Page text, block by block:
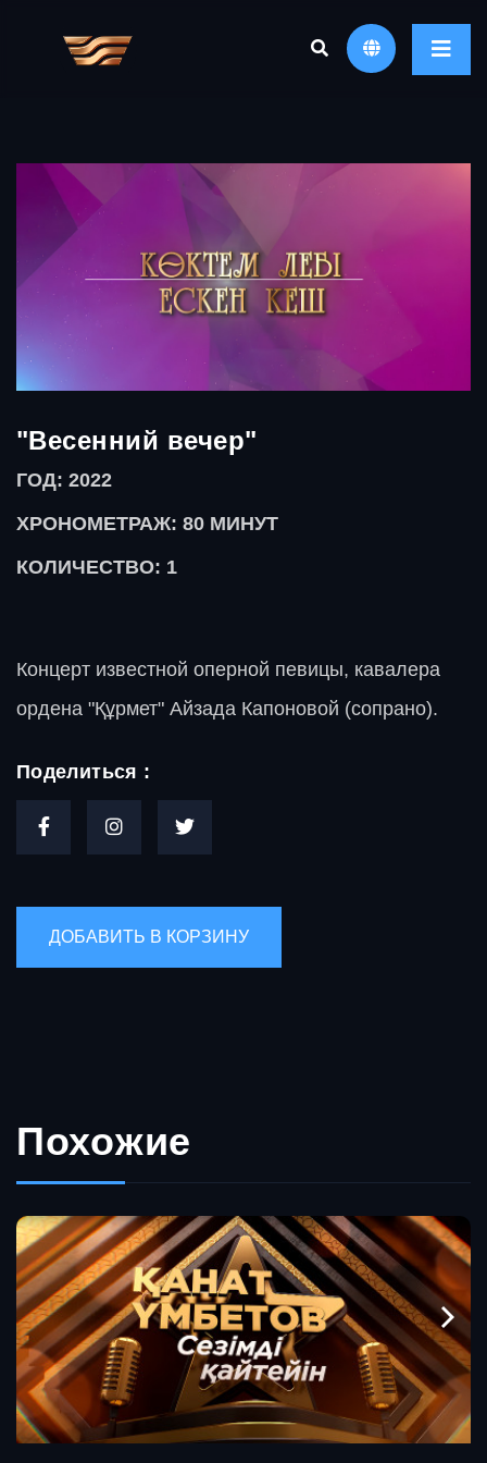
"Весенний вечер"
ГОД: 2022
ХРОНОМЕТРАЖ: 80 МИНУТ
КОЛИЧЕСТВО: 1
Концерт известной оперной певицы, кавалера
ордена "Құрмет" Айзада Капоновой (сопрано).
Поделиться :
Похожие